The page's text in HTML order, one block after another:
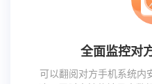
全面监控对
可以翻阅对方手机系统内